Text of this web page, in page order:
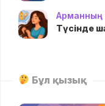
Арманның
Түсінде
Бұл қызық